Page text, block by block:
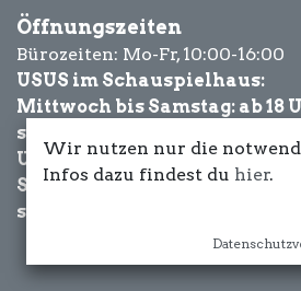
Öffnungszeiten
Bürozeiten: Mo-Fr, 10:00-16:00
USUS im Schauspielhaus:
Mittwoch bis Samstag: ab 18
sowie Eventbezogen.
USUS am Wasser:
Schönwetter-
sowie Eventbezogen.
Wir nutzen nur die
Infos dazu findest du hier.